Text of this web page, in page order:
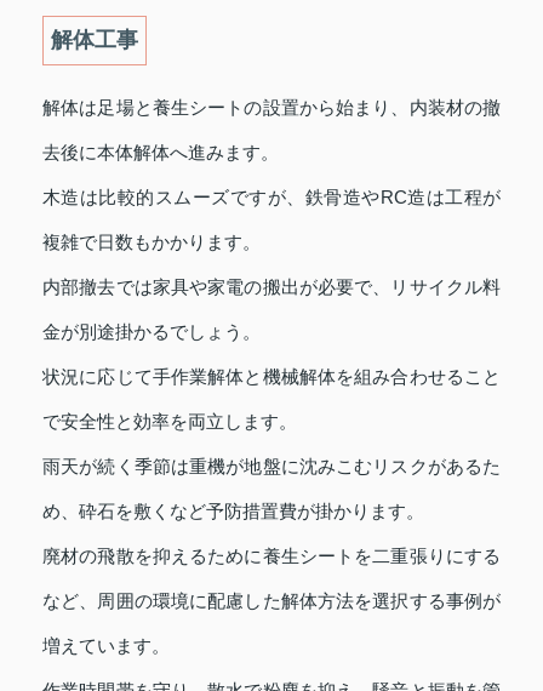
解体工事
解体は足場と養生シートの設置から始まり、内装材の撤
去後に本体解体へ進みます。
木造は比較的スムーズですが、鉄骨造やRC造は工程が
複雑で日数もかかります。
内部撤去では家具や家電の搬出が必要で、リサイクル料
金が別途掛かるでしょう。
状況に応じて手作業解体と機械解体を組み合わせること
で安全性と効率を両立します。
雨天が続く季節は重機が地盤に沈みこむリスクがあるた
め、砕石を敷くなど予防措置費が掛かります。
廃材の飛散を抑えるために養生シートを二重張りにする
など、周囲の環境に配慮した解体方法を選択する事例が
増えています。